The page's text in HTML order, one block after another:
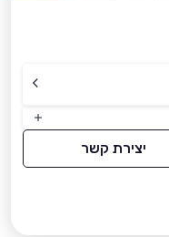
יצירת קשר